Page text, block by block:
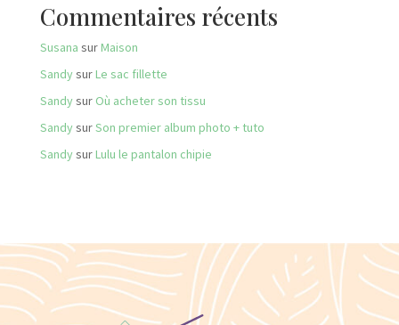
Commentaires récents
Susana surMaison
SandysurLe sac fillette
Sandysur Où acheter son tissu
SandysurSon premier album photo + tuto
SandysurLulu le pantalon chipie